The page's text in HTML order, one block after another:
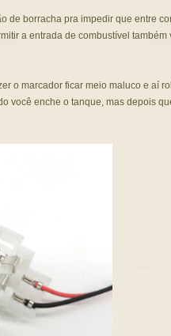
de borracha pra impedir que entre
a entrada de combustível também
o marcador ficar meio maluco e aí
você enche o tanque, mas depois